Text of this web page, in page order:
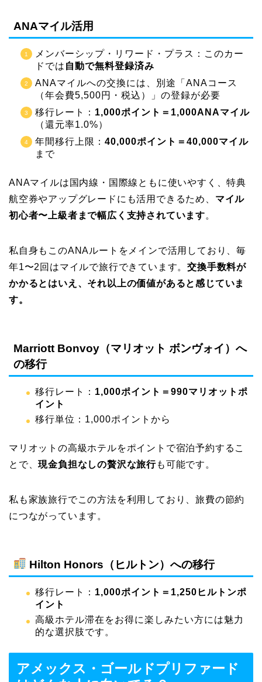
ANAマイル活用
メンバーシップ・リワード・プラス：このカー
ドでは 自動で無料登録済み
ANAマイルへの交換には、別途「ANAコース
（年会費5,500円・税込）」の登録が必要
移行レート： 1,000ポイント＝1,000ANAマイル
（還元率1.0%）
年間移行上限： 40,000ポイント＝40,000マイル
まで
ANAマイルは国内線・国際線ともに使いやすく、特典
航空券やアップグレードにも活用できるため、 マイル
初心者〜上級者まで幅広く支持されています。
私自身もこのANAルートをメインで活用しており、毎
年1〜2回はマイルで旅行できています。交換手数料が
かかるとはいえ、それ以上の価値があると感じていま
す。
Marriott Bonvoy（マリオット ボンヴォイ）へ
の移行
移行レート： 1,000ポイント＝990マリオットポ
イント
移行単位：1,000ポイントから
マリオットの高級ホテルをポイントで宿泊予約するこ
とで、現金負担なしの贅沢な旅行も可能です。
私も家族旅行でこの方法を利用しており、旅費の節約
につながっています。
Hilton Honors（ヒルトン）への移行
移行レート： 1,000ポイント＝1,250ヒルトンポ
イント
高級ホテル滞在をお得に楽しみたい方には魅力
的な選択肢です。
アメックス・ゴールドプリファード